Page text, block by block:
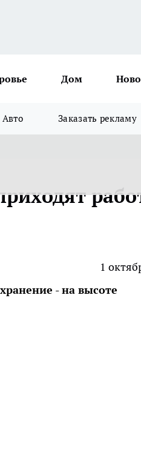
Дом
Авто Заказать рекламу
1
- на высоте